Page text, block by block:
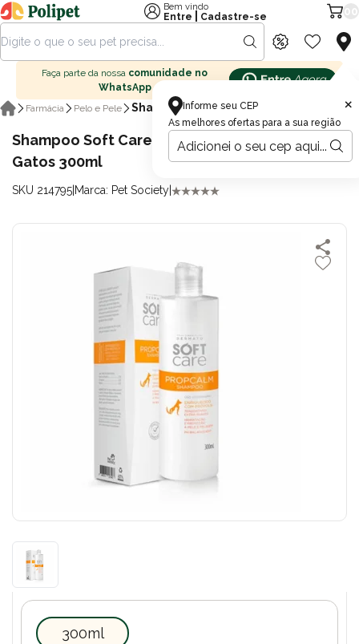
Informe seu CEP
As melhores ofertas para a sua região
×
Bem vindo
Entre
Cadastre-se
Faça parte da nossa comunidade no
WhatsApp
Farmácia
Pelo e Pele Shampoo
Shampoo Soft Care Propcalm para Cães e
Gatos 300ml
SKU 214795 Marca: Pet Society
300ml